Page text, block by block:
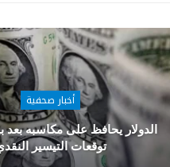
أخبار صحفية
الدولار يحافظ على مكاسبه بعد
توقعات التيسير